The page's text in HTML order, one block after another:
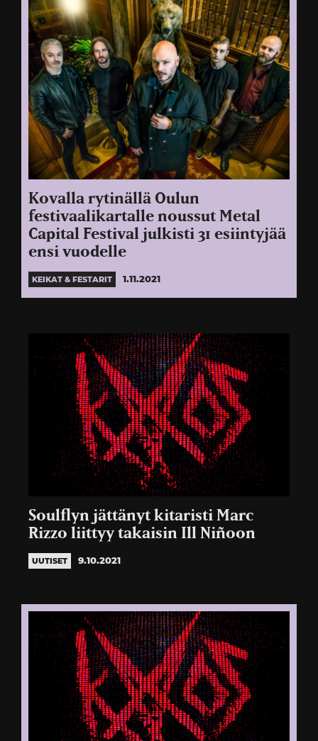
Kovalla rytinällä Oulun
festivaalikartalle noussut Metal
Capital Festival julkisti 31 esiintyjää
ensi vuodelle
KEIKAT & FESTARIT 1.11.2021
Soulflyn jättänyt kitaristi Marc
Rizzo liittyy takaisin Ill Niñoon
UUTISET 9.10.2021